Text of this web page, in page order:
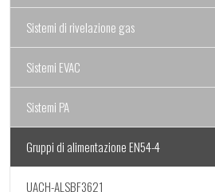
Sistemi di rivelazione gas
Sistemi EVAC
Sistemi PA
Gruppi di alimentazione EN54-4
UACH-ALSBF3621